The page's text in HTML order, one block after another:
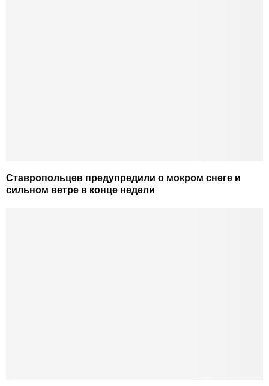
Ставропольцев предупредили о мокром снеге и
сильном ветре в конце недели